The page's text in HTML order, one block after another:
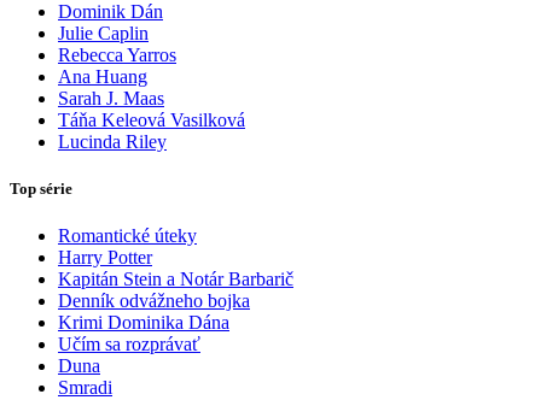
Dominik Dán
Julie Caplin
Rebecca Yarros
Ana Huang
Sarah J. Maas
Táňa Keleová Vasilková
Lucinda Riley
Top série
Romantické úteky
Harry Potter
Kapitán Stein a Notár Barbarič
Denník odvážneho bojka
Krimi Dominika Dána
Učím sa rozprávať
Duna
Smradi